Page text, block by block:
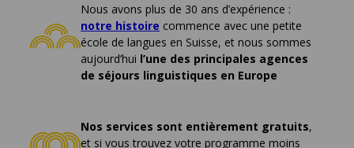
Nous avons plus de 30 ans d’expérience :
notre histoire commence avec une petite
école de langues en Suisse, et nous sommes
aujourd’hui l’une des principales agences
de séjours linguistiques en Europe
Nos services sont entièrement gratuits,
et si vous trouvez votre programme moins